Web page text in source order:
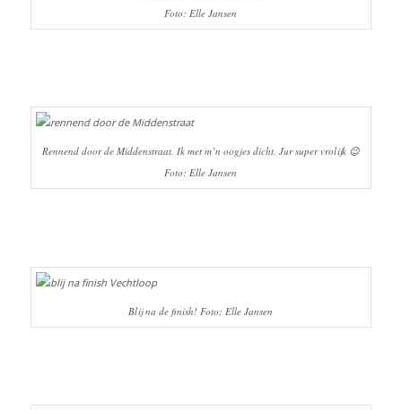
Foto: Elle Jansen
Rennend door de Middenstraat. Ik met m’n oogjes dicht, Jur super vrolijk 😉
Foto: Elle Jansen
Blij na de finish! Foto: Elle Jansen